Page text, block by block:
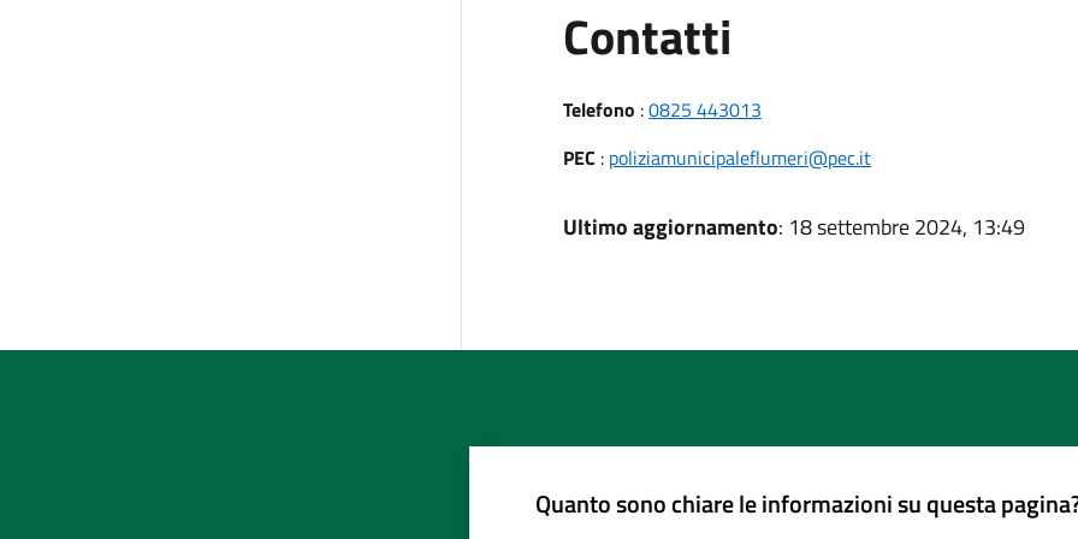
Contatti
Telefono :0825 443013
PEC : poliziamunicipaleflumeri@pec.it
Ultimo aggiornamento: 18 settembre 2024, 13:49
Quanto sono chiare le informazioni su questa